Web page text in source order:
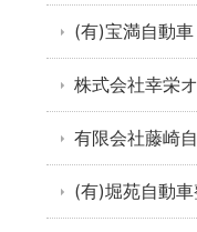
(有)宝満自動車
株式会社幸栄
有限会社藤崎
(有)堀苑自動